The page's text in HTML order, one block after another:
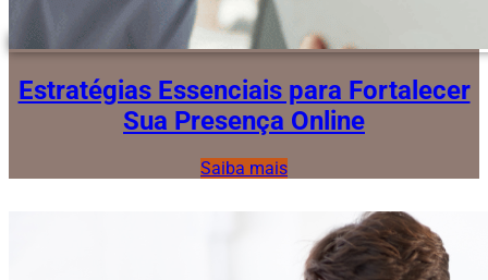
Estratégias Essenciais para Fortalecer
Sua Presença Online
Saiba mais